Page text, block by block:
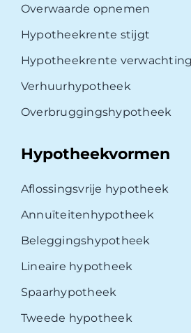
Overwaarde opnemen
Hypotheekrente stijgt
Hypotheekrente verwachting
Verhuurhypotheek
Overbruggingshypotheek
Hypotheekvormen
Aflossingsvrije hypotheek
Annuïteitenhypotheek
Beleggingshypotheek
Lineaire hypotheek
Spaarhypotheek
Tweede hypotheek